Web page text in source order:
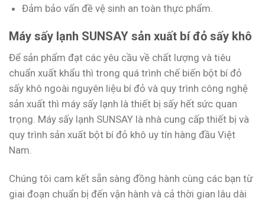
Đảm bảo vấn đề vệ sinh an toàn thực phẩm.
Máy sấy lạnh SUNSAY sản xuất bí đỏ sấy khô
Để sản phẩm đạt các yêu cầu về chất lượng và tiêu
chuẩn xuất khẩu thì trong quá trình chế biến bột bí đỏ
sấy khô ngoài nguyên liệu bí đỏ và quy trình công nghệ
sản xuất thì máy sấy lạnh là thiết bị sấy hết sức quan
trọng. Máy sấy lạnh SUNSAY là nhà cung cấp thiết bị và
quy trình sản xuất bột bí đỏ khô uy tín hàng đầu Việt
Nam.
Chúng tôi cam kết sẵn sàng đồng hành cùng các bạn từ
giai đoạn chuẩn bị đến vận hành và cả thời gian lâu dài